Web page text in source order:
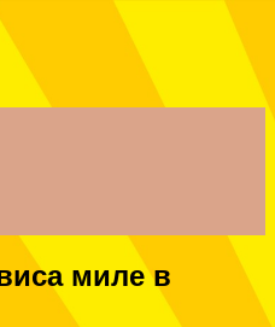
миле в